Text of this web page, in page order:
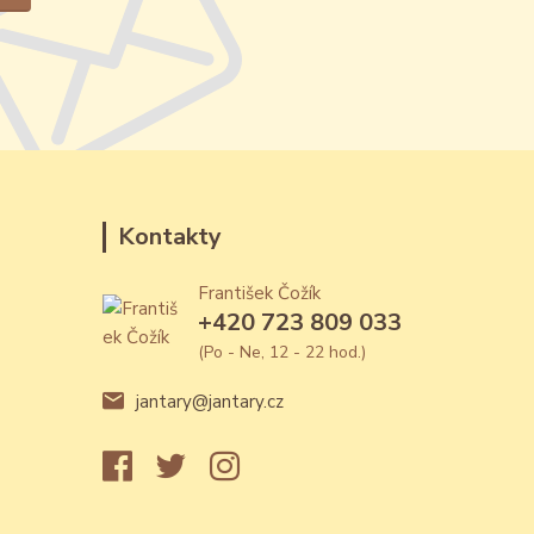
Kontakty
František Čožík
+420 723 809 033
(Po - Ne, 12 - 22 hod.)
jantary@jantary.cz